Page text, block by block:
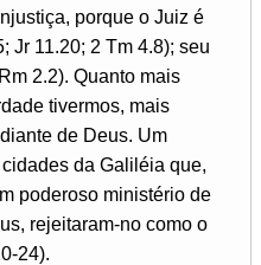
porque o Juiz é
Jr 11.20; 2 Tm 4.8); seu
2.2). Quanto mais
tivermos, mais
de Deus. Um
da Galiléia que,
poderoso ministério de
rejeitaram-no como o
24).